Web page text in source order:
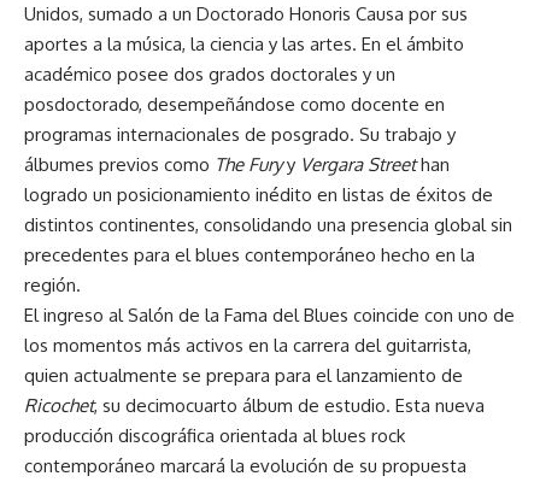
Unidos, sumado a un Doctorado Honoris Causa por sus
aportes a la música, la ciencia y las artes. En el ámbito
académico posee dos grados doctorales y un
posdoctorado, desempeñándose como docente en
programas internacionales de posgrado. Su trabajo y
álbumes previos como The Furyy Vergara Streethan
logrado un posicionamiento inédito en listas de éxitos de
distintos continentes, consolidando una presencia global sin
precedentes para el blues contemporáneo hecho en la
región.
El ingreso al Salón de la Fama del Blues coincide con uno de
los momentos más activos en la carrera del guitarrista,
quien actualmente se prepara para el lanzamiento de
Ricochet, su decimocuarto álbum de estudio. Esta nueva
producción discográfica orientada al blues rock
contemporáneo marcará la evolución de su propuesta